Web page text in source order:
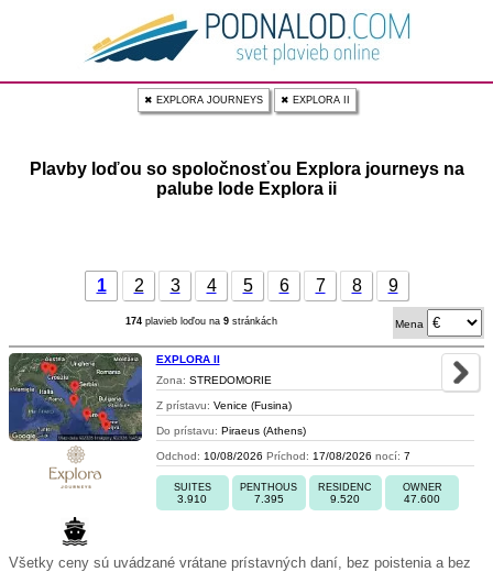
✖ EXPLORA JOURNEYS ✖ EXPLORA II
Plavby loďou so spoločnosťou Explora journeys na
palube lode Explora ii
1 2 3 4 5 6 7 8 9
174plavieb loďou na 9stránkách Mena
EXPLORA II
Zona: STREDOMORIE
Z prístavu: Venice (Fusina)
Do prístavu: Piraeus (Athens)
Odchod: 10/08/2026 Príchod: 17/08/2026 nocí: 7
SUITES
3.910
PENTHOUS
7.395
RESIDENC
9.520
OWNER
47.600
Všetky ceny sú uvádzané vrátane prístavných daní, bez poistenia a bez